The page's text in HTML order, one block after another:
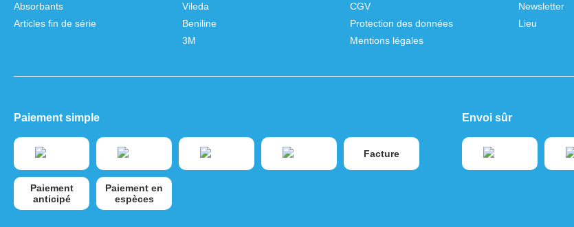
Absorbants
Articles fin de série
Vileda
Beniline
3M
CGV
Protection des données
Mentions légales
Newsletter
Lieu
Paiement simple
Facture
Paiement
anticipé
Paiement en
espèces
Envoi sûr